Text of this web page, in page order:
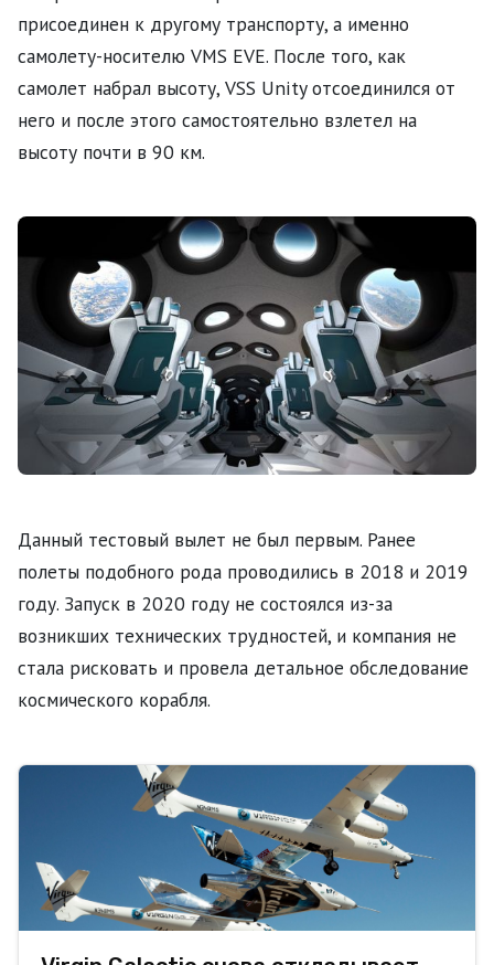
присоединен к другому транспорту, а именно
самолету-носителю VMS EVE. После того, как
самолет набрал высоту, VSS Unity отсоединился от
него и после этого самостоятельно взлетел на
высоту почти в 90 км.
Данный тестовый вылет не был первым. Ранее
полеты подобного рода проводились в 2018 и 2019
году. Запуск в 2020 году не состоялся из-за
возникших технических трудностей, и компания не
стала рисковать и провела детальное обследование
космического корабля.